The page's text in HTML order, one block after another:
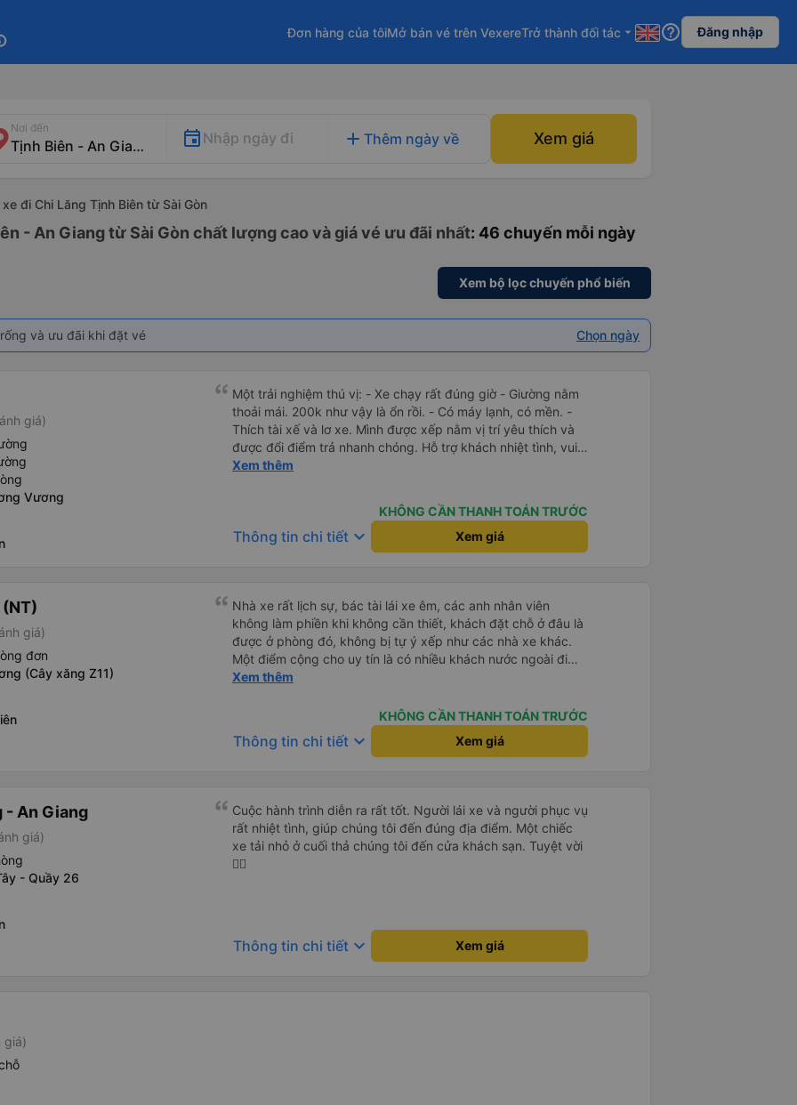
Đơn hàng của tôiMở bán vé trên VexereTrở thành đối tác arrow_drop_down help_outline Đăng nhập
Nơi đến
Nhập ngày đi add Thêm ngày về Xem giá
xe đi Chi Lăng Tịnh Biên từ Sài Gòn
- An Giang từ Sài Gòn chất lượng cao và giá vé ưu đãi nhất: 46 chuyến mỗi ngày
Xem bộ lọc chuyến phổ biến
và ưu đãi khi đặt vé Chọn ngày
giá)
Vương
Một trải nghiệm thú vị: - Xe chạy rất đúng giờ - Giường nằm
thoải mái. 200k như vậy là ổn rồi. - Có máy lạnh, có mền. -
Thích tài xế và lơ xe. Mình được xếp nằm vị trí yêu thích và
được đổi điểm trả nhanh chóng. Hỗ trợ khách nhiệt tình, vui
vẻ. - Bác tài đi xe mở nhạc làm mình hoài niệm về Sài Gòn
ngắm cá Hải Tượng. - Xe trung chuyển chạy đúng giờ. Xe
rộng rãi, thoải mái, mát mẻ. - Phòng chờ nhà xe rộng rãi,
thoáng mát, sạch sẽ, có nước uống, có ổ cắm sạc, có nhà vệ
sinh. - Thích phong cách làm việc của nhà xe: nhanh-gọn-lẹ,
Xem thêm
KHÔNG CẦN THANH TOÁN TRƯỚC
Thông tin chi tiết keyboard_arrow_down Xem giá
giá)
đơn
(Cây xăng Z11)
Nhà xe rất lịch sự, bác tài lái xe êm, các anh nhân viên
không làm phiền khi không cần thiết, khách đặt chỗ ở đâu là
được ở phòng đó, không bị tự ý xếp như các nhà xe khác.
Một điểm cộng cho uy tín là có nhiều khách nước ngoài đi
Xem thêm
KHÔNG CẦN THANH TOÁN TRƯỚC
Thông tin chi tiết keyboard_arrow_down Xem giá
- An Giang
giá)
- Quầy 26
Cuộc hành trình diễn ra rất tốt. Người lái xe và người phục vụ
rất nhiệt tình, giúp chúng tôi đến đúng địa điểm. Một chiếc
xe tải nhỏ ở cuối thả chúng tôi đến cửa khách sạn. Tuyệt vời
👍🏻
Thông tin chi tiết keyboard_arrow_down Xem giá
giá)